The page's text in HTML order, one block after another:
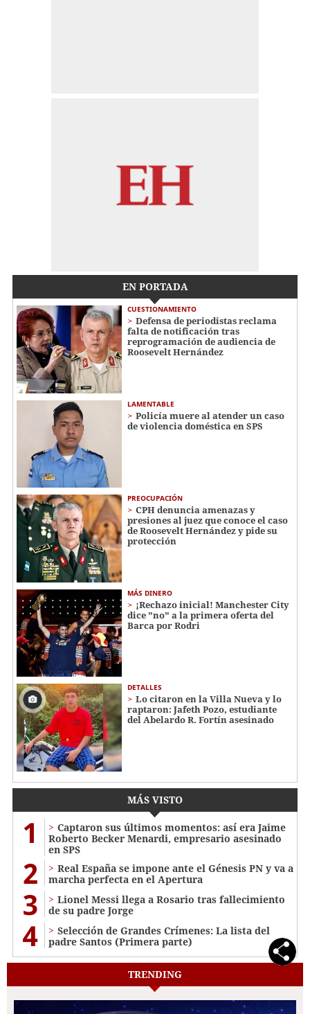
EN PORTADA
CUESTIONAMIENTO
Defensa de periodistas reclama
falta de notificación tras
reprogramación de audiencia de
Roosevelt Hernández
LAMENTABLE
Policía muere al atender un caso
de violencia doméstica en SPS
PREOCUPACIÓN
CPH denuncia amenazas y
presiones al juez que conoce el caso
de Roosevelt Hernández y pide su
protección
MÁS DINERO
¡Rechazo inicial! Manchester City
dice "no" a la primera oferta del
Barca por Rodri
DETALLES
Lo citaron en la Villa Nueva y lo
raptaron: Jafeth Pozo, estudiante
del Abelardo R. Fortín asesinado
MÁS VISTO
1
Captaron sus últimos momentos: así era Jaime
Roberto Becker Menardi​​​, empresario asesinado
en SPS
2
Real España se impone ante el Génesis PN y va a
marcha perfecta en el Apertura
3
Lionel Messi llega a Rosario tras fallecimiento
de su padre Jorge
4
Selección de Grandes Crímenes: La lista del
padre Santos (Primera parte)
TRENDING